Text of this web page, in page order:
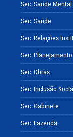
Sec. Saúde
Sec. Saúde
Sec. Relações
Sec.
Sec. Obras
Sec. Inclusão Social
Sec. Gabinete
Sec. Fazenda